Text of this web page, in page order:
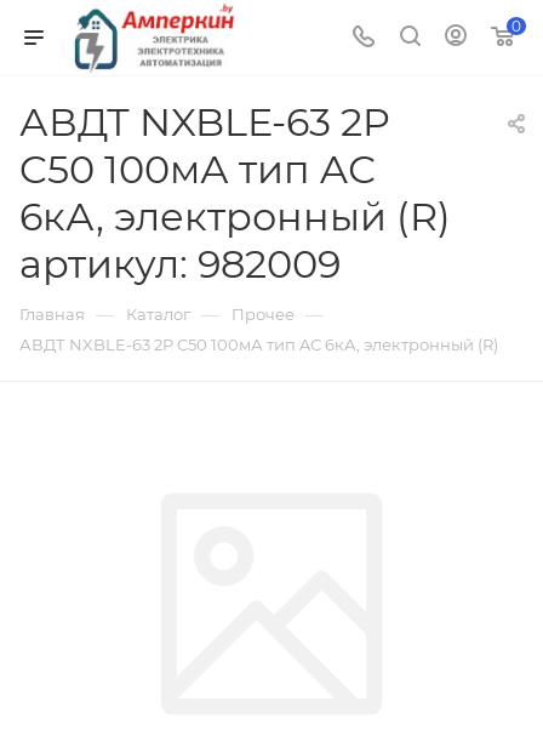
0
АВДТ NXBLE-63 2P
C50 100мА тип AС
6кА, электронный (R)
артикул: 982009
Главная — Каталог — Прочее —
АВДТ NXBLE-63 2P C50 100мА тип AС 6кА, электронный (R)